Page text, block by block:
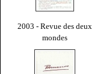
2003 - Revue des deux
mondes